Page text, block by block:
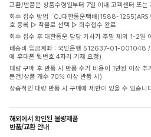
교환/반품은 상품수령일부터 7일 이내 고객센터 또는
회수 접수 방법 : CJ대한통운택배(1588-
호 등록 ▷ 착불로 선택 ▷ 회수접수 완료
회수 접수 후 대한통운 담당 기사가 주말 제외 1-2일
배송비 입금계좌 : 국민은행 512637-01-001048 /
에 휴대폰 뒷번호 4자리 기재 요청)
대량 구매 후 반품 시 반품 수거 비용이 1만원 이상
문건/상품 개수 70% 이상 반품 시)
상습적인 대량 반품 시 구매에 제한이 있을 수 있습니
해외에서 확인된 불량제품
반품/교환 안내